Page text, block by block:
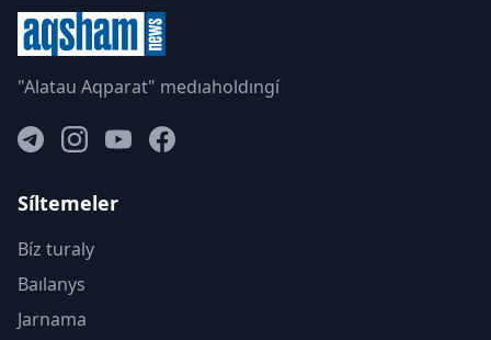
"Alatau Aqparat" medıaholdıngí
Síltemeler
Bíz turaly
Baılanys
Jarnama